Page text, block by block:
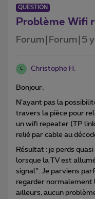
QUESTION
Problème Wifi
Forum|Forum|5
C Christophe H.
Bonjour,
N’ayant pas la
travers la pièce pour
un wifi repeater (TP
relié par cable au
Résultat : je perds
lorsque la TV est
signal”. Je parviens
regarder normalement
ailleurs, aucun